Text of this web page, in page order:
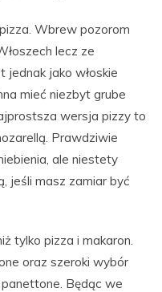
Wbrew pozorom
lecz ze
jednak jako włoskie
mieć niezbyt grube
wersja pizzy to
Prawdziwie
ale niestety
jeśli masz zamiar być
tylko pizza i makaron.
oraz szeroki wybór
Będąc we